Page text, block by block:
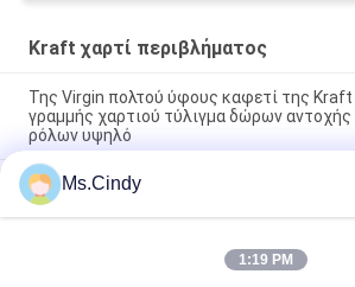
Kraft χαρτί περιβλήματος
Της Virgin πολτού ύφους καφετί της
γραμμής χαρτιού τύλιγμα δώρων
ρόλων υψηλό
Καφετής ξύλινος πολτός 250GSM
της Kraft για τα κιβώτια τροφίμων
Υψηλό χαρτί σκαφών της γραμμής της
πολτού 80gsm 90gsm της Virgin
Ms.Cindy
1:19 PM